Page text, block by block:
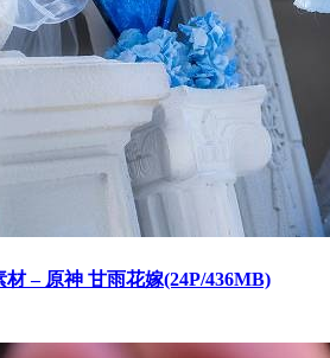
材 – 原神 甘雨花嫁(24P/436MB)